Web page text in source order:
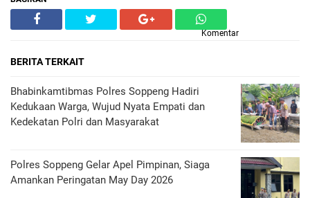
Komentar
BERITA TERKAIT
Bhabinkamtibmas Polres Soppeng Hadiri
Kedukaan Warga, Wujud Nyata Empati dan
Kedekatan Polri dan Masyarakat
Polres Soppeng Gelar Apel Pimpinan, Siaga
Amankan Peringatan May Day 2026